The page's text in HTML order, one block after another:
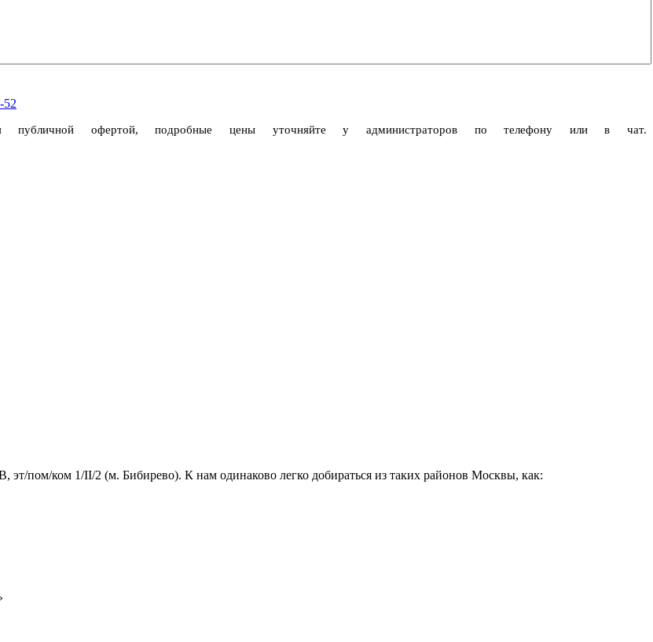
52
публичной офертой, подробные цены уточняйте у администраторов по телефону или в чат.
пом/ком 1/II/2 (м. Бибирево). К нам одинаково легко добираться из таких районов Москвы, как: